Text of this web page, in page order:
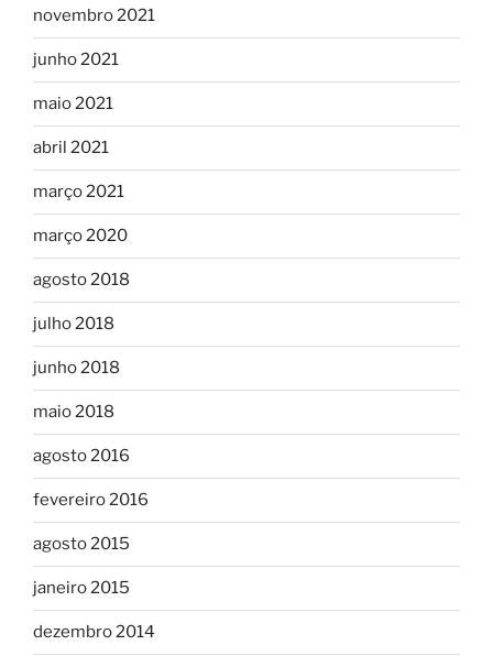
novembro 2021
junho 2021
maio 2021
abril 2021
março 2021
março 2020
agosto 2018
julho 2018
junho 2018
maio 2018
agosto 2016
fevereiro 2016
agosto 2015
janeiro 2015
dezembro 2014